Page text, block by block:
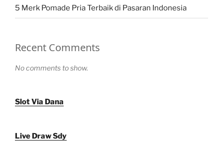
5 Merk Pomade Pria Terbaik di Pasaran Indonesia
Recent Comments
No comments to show.
Slot Via Dana
Live Draw Sdy